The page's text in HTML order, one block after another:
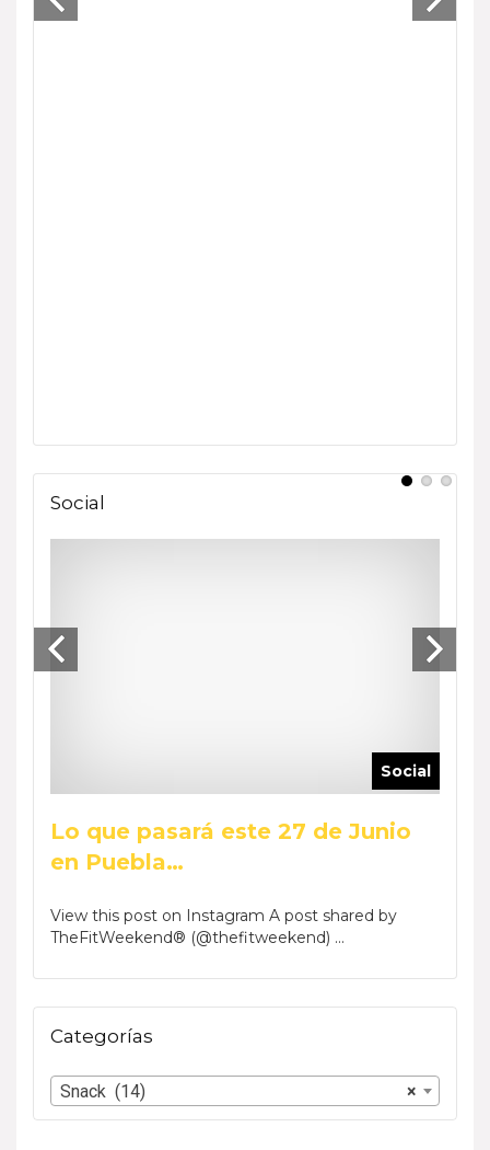
Social
Social
Lo que pasará este 27 de Junio
en Puebla…
View this post on Instagram A post shared by
TheFitWeekend® (@thefitweekend) ...
Categorías
×
Snack (14)